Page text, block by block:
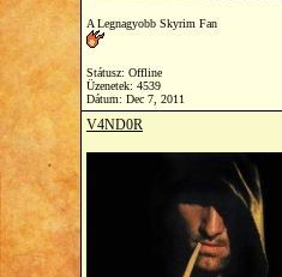
A Legnagyobb Skyrim Fan
Státusz: Offline
Üzenetek: 4539
Dátum: Dec 7, 2011
V4ND0R